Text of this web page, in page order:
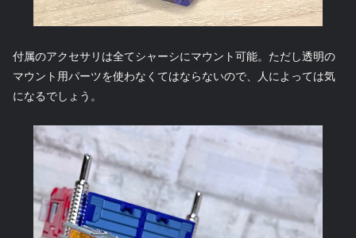
付属のアクセサリは全てシャーシにマウント可能。ただし透明の
マウント用パーツを使わなくてはならないので、人によっては気
になるでしょう。